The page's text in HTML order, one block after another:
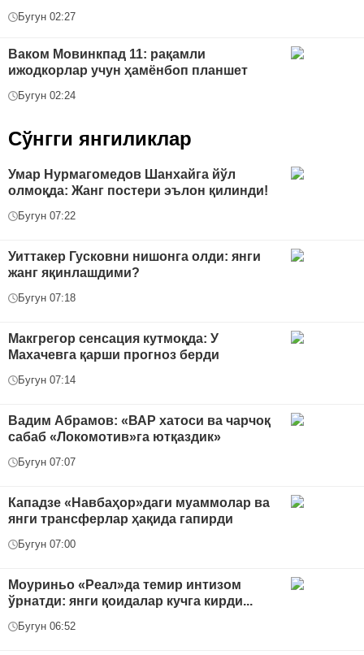
Бугун 02:27
Ваком Мовинкпад 11: рақамли
ижодкорлар учун ҳамёнбоп планшет
Бугун 02:24
Сўнгги янгиликлар
Умар Нурмагомедов Шанхайга йўл
олмоқда: Жанг постери эълон қилинди!
Бугун 07:22
Уиттакер Гусковни нишонга олди: янги
жанг яқинлашдими?
Бугун 07:18
Макгрегор сенсация кутмоқда: У
Махачевга қарши прогноз берди
Бугун 07:14
Вадим Абрамов: «ВАР хатоси ва чарчоқ
сабаб «Локомотив»га ютқаздик»
Бугун 07:07
Кападзе «Навбаҳор»даги муаммолар ва
янги трансферлар ҳақида гапирди
Бугун 07:00
Моуриньо «Реал»да темир интизом
ўрнатди: янги қоидалар кучга кирди...
Бугун 06:52